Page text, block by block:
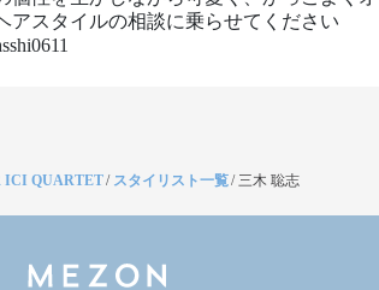
アスタイルの相談に乗らせてください
ICI QUARTET/ スタイリスト一覧/三木 聡志